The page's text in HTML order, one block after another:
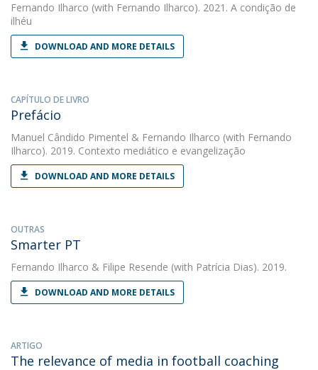
Fernando Ilharco (with Fernando Ilharco). 2021. A condição de
ilhéu
DOWNLOAD AND MORE DETAILS
CAPÍTULO DE LIVRO
Prefácio
Manuel Cândido Pimentel & Fernando Ilharco (with Fernando
Ilharco). 2019. Contexto mediático e evangelização
DOWNLOAD AND MORE DETAILS
OUTRAS
Smarter PT
Fernando Ilharco & Filipe Resende (with Patrícia Dias). 2019.
DOWNLOAD AND MORE DETAILS
ARTIGO
The relevance of media in football coaching